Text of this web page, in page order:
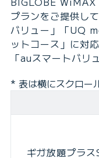
プランをご提供し
バリュー」「UQ
ットコース」に対
「auスマートバリ
* 表は横にスクロー
ギガ放題プラス